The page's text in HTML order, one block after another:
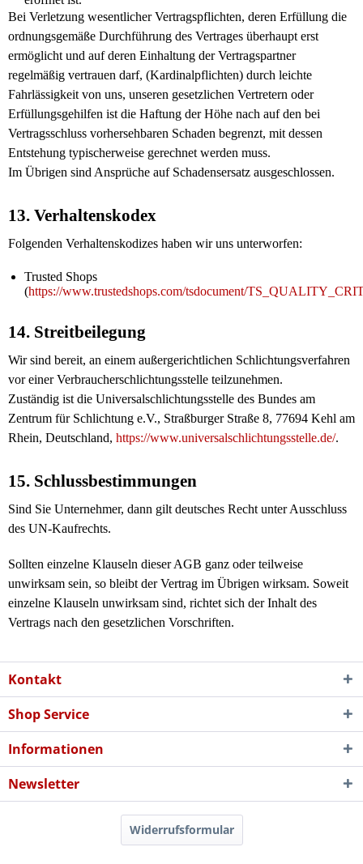
Bei Verletzung wesentlicher Vertragspflichten, deren Erfüllung die
ordnungsgemäße Durchführung des Vertrages überhaupt erst
ermöglicht und auf deren Einhaltung der Vertragspartner
regelmäßig vertrauen darf, (Kardinalpflichten) durch leichte
Fahrlässigkeit von uns, unseren gesetzlichen Vertretern oder
Erfüllungsgehilfen ist die Haftung der Höhe nach auf den bei
Vertragsschluss vorhersehbaren Schaden begrenzt, mit dessen
Entstehung typischerweise gerechnet werden muss.
Im Übrigen sind Ansprüche auf Schadensersatz ausgeschlossen.
13. Verhaltenskodex
Folgenden Verhaltenskodizes haben wir uns unterworfen:
Trusted Shops
(https://www.trustedshops.com/tsdocument/
14. Streitbeilegung
Wir sind bereit, an einem außergerichtlichen Schlichtungsverfahren
vor einer Verbraucherschlichtungsstelle teilzunehmen.
Zuständig ist die Universalschlichtungsstelle des Bundes am
Zentrum für Schlichtung e.V., Straßburger Straße 8, 77694 Kehl am
Rhein, Deutschland, https://www.universalschlichtungsstelle.de/.
15. Schlussbestimmungen
Sind Sie Unternehmer, dann gilt deutsches Recht unter Ausschluss
des UN-Kaufrechts.
Sollten einzelne Klauseln dieser AGB ganz oder teilweise
unwirksam sein, so bleibt der Vertrag im Übrigen wirksam. Soweit
einzelne Klauseln unwirksam sind, richtet sich der Inhalt des
Vertrags nach den gesetzlichen Vorschriften.
Kontakt
Shop Service
Informationen
Newsletter
Widerrufsformular